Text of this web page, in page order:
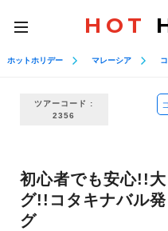
toggle
navigation
HOT
ホットホリデー マレーシア
ツアーコード :
2356
初心者でも安心!!
グ!!コタキナバル
グ